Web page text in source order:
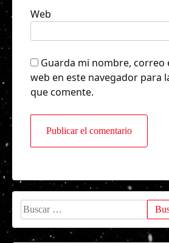
Web
Guarda mi nombre, correo
web en este navegador para
que comente.
Buscar: